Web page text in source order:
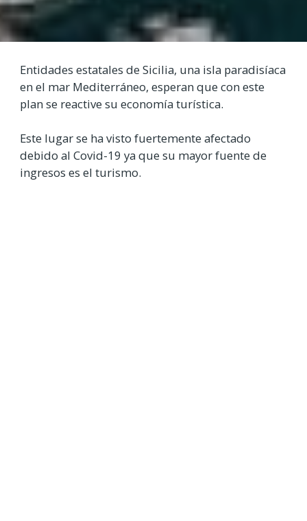
Entidades estatales de Sicilia, una isla paradisíaca
en el mar Mediterráneo, esperan que con este
plan se reactive su economía turística.
Este lugar se ha visto fuertemente afectado
debido al Covid-19 ya que su mayor fuente de
ingresos es el turismo.